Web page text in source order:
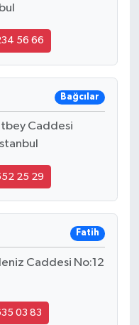
56 66
Bağcılar
Caddesi
25 29
Fatih
Caddesi No:12
03 83